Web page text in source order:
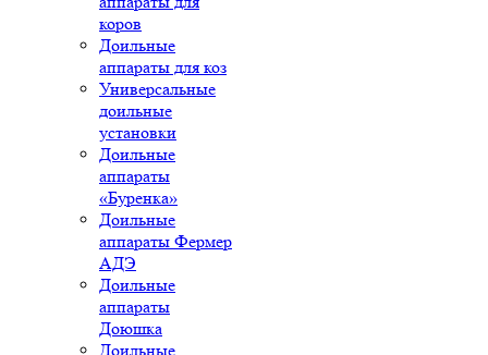
коров
Доильные
аппараты для коз
Универсальные
доильные
установки
Доильные
аппараты
«Буренка»
Доильные
аппараты Фермер
АДЭ
Доильные
аппараты
Доюшка
Доильные